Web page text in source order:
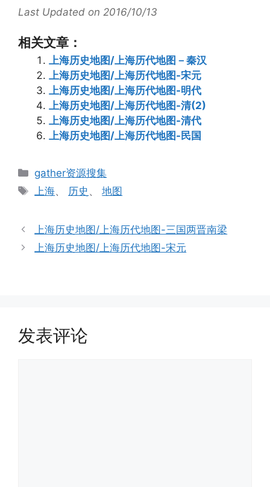
Last Updated on 2016/10/13
相关文章：
上海历史地图/上海历代地图－秦汉
上海历史地图/上海历代地图-宋元
上海历史地图/上海历代地图-明代
上海历史地图/上海历代地图-清(2)
上海历史地图/上海历代地图-清代
上海历史地图/上海历代地图-民国
分
类
gather资源搜集
标
上海、 历史 、地图
上海历史地图/上海历代地图-三国两晋南梁
上海历史地图/上海历代地图-宋元
发表评论